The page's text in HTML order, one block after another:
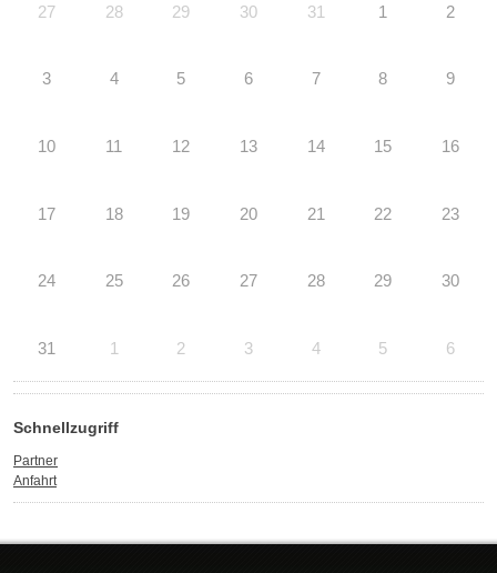
27 28 29 30 31 1 2
3 4 5 6 7 8 9
10 11 12 13 14 15 16
17 18 19 20 21 22 23
24 25 26 27 28 29 30
31 1 2 3 4 5 6
Schnellzugriff
Partner
Anfahrt